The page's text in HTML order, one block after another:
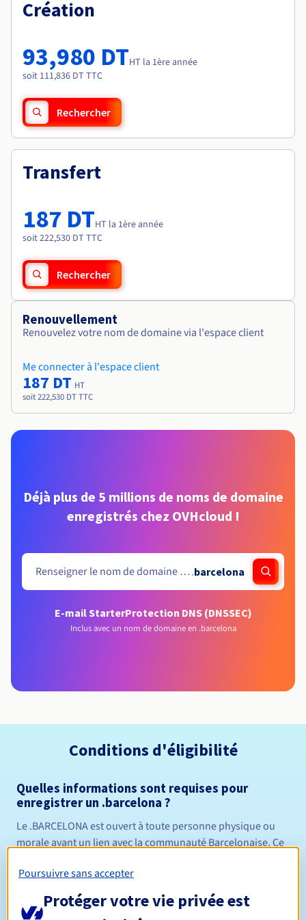
Tarifs
Roadmap & Changelog
Roadmap & Changelog
Création
93,980 DTHT la 1ère année
soit 111,836 DT TTC
Rechercher
Transfert
187 DTHT la 1ère année
soit 222,530 DT TTC
Rechercher
Renouvellement
Renouvelez votre nom de domaine via l'espace client
Me connecter à l'espace client
187 DT HT
soit 222,530 DT TTC
Déjà plus de 5 millions de noms de domaine
enregistrés chez OVHcloud !
.barcelona
E-mail StarterProtection DNS (DNSSEC)
Inclus avec un nom de domaine en .barcelona
Conditions d'éligibilité
Quelles informations sont requises pour
enregistrer un .barcelona ?
Le .BARCELONA est ouvert à toute personne physique ou
morale ayant un lien avec la communauté Barcelonaise. Ce
commerciale ou de toute autre nature dans la mesure où il
est favorable et non préjudiciable à la communauté
Barcelonaise.
Poursuivre sans accepter
Protéger votre vie privée est